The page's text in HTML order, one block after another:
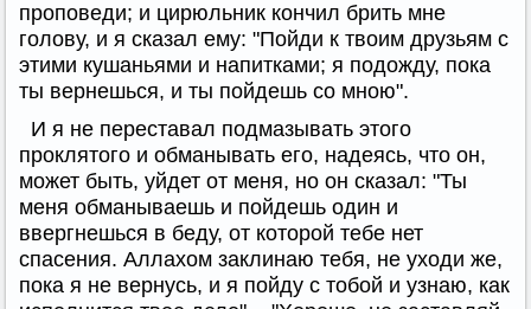
проповеди; и цирюльник кончил брить мне
голову, и я сказал ему: "Пойди к твоим друзьям с
этими кушаньями и напитками; я подожду, пока
ты вернешься, и ты пойдешь со мною".
И я не переставал подмазывать этого
проклятого и обманывать его, надеясь, что он,
может быть, уйдет от меня, но он сказал: "Ты
меня обманываешь и пойдешь один и
ввергнешься в беду, от которой тебе нет
спасения. Аллахом заклинаю тебя, не уходи же,
пока я не вернусь, и я пойду с тобой и узнаю, как